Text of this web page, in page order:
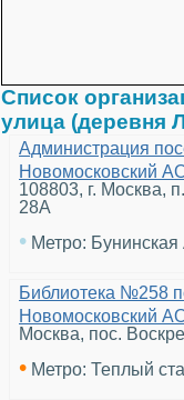
Список
улица (деревня
Администрация
Новомосковский
108803, г. Москва,
28А
• Метро:
Библиотека №258
Новомосковский
Москва, пос.
• Метро: Теплый